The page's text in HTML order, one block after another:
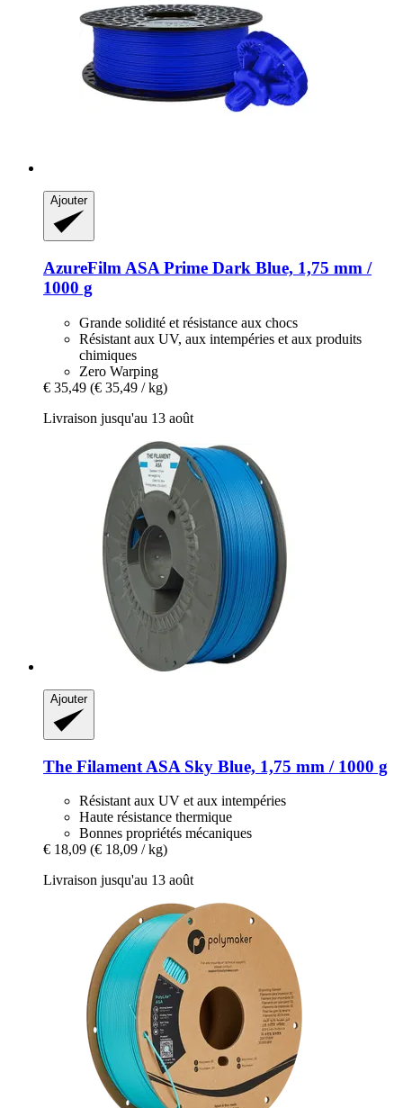
Ajouter
AzureFilm ASA Prime Dark Blue, 1,75 mm /
1000 g
Grande solidité et résistance aux chocs
Résistant aux UV, aux intempéries et aux produits
chimiques
Zero Warping
€ 35,49 (€ 35,49 / kg)
Livraison jusqu'au 13 août
Ajouter
The Filament ASA Sky Blue, 1,75 mm / 1000 g
Résistant aux UV et aux intempéries
Haute résistance thermique
Bonnes propriétés mécaniques
€ 18,09 (€ 18,09 / kg)
Livraison jusqu'au 13 août